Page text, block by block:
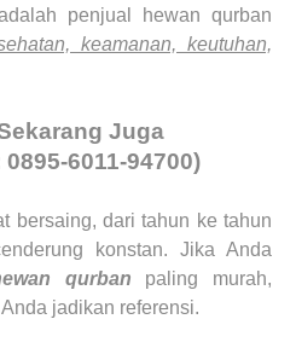
penjual hewan qurban
keamanan, keutuhan,
Juga
6011-94700)
bersaing, dari tahun ke tahun
konstan. Jika Anda
qurban paling murah,
jadikan referensi.